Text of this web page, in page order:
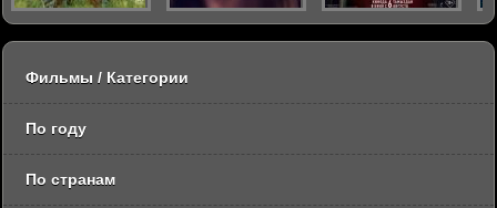
Фильмы / Категории
По году
По странам